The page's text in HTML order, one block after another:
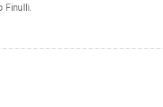
Finulli.